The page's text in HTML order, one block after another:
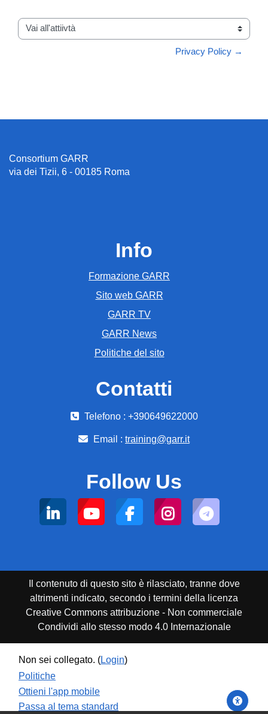
Vai all'attiivtà
Privacy Policy →
Consortium GARR
via dei Tizii, 6 - 00185 Roma
Info
Formazione GARR
Sito web GARR
GARR TV
GARR News
Politiche del sito
Contatti
Telefono : +390649622000
Email : training@garr.it
Follow Us
Il contenuto di questo sito è rilasciato, tranne dove
altrimenti indicato, secondo i termini della licenza
Creative Commons attribuzione - Non commerciale
Condividi allo stesso modo 4.0 Internazionale
Non sei collegato. (Login)
Politiche
Ottieni l'app mobile
Passa al tema standard